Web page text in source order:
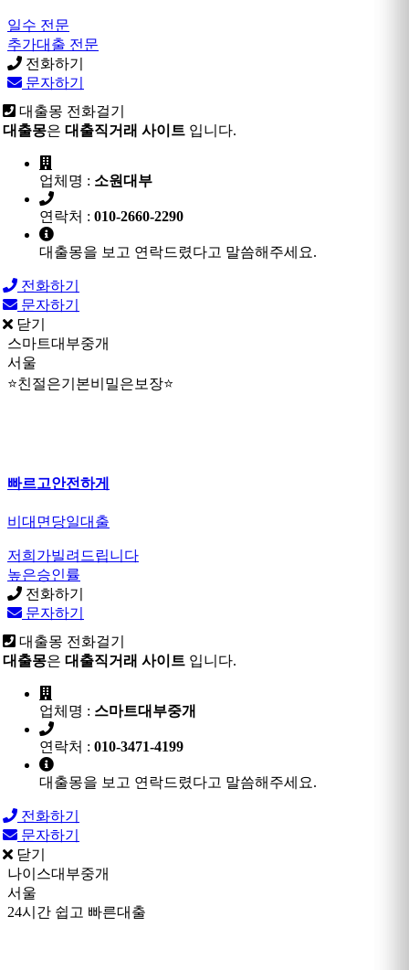
일수 전문
추가대출 전문
전화하기
문자하기
대출몽 전화걸기
대출몽은 대출직거래 사이트 입니다.
업체명 : 소원대부
연락처 : 010-2660-2290
대출몽을 보고 연락드렸다고 말씀해주세요.
전화하기
문자하기
닫기
스마트대부중개
서울
⭐친절은기본비밀은보장⭐
빠르고안전하게
비대면당일대출
저희가빌려드립니다
높은승인률
전화하기
문자하기
대출몽 전화걸기
대출몽은 대출직거래 사이트 입니다.
업체명 : 스마트대부중개
연락처 : 010-3471-4199
대출몽을 보고 연락드렸다고 말씀해주세요.
전화하기
문자하기
닫기
나이스대부중개
서울
24시간 쉽고 빠른대출